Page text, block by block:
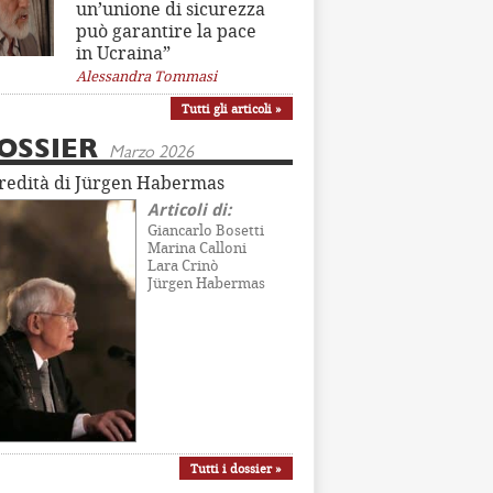
un’unione di sicurezza
può garantire la pace
in Ucraina”
Alessandra Tommasi
Tutti gli articoli »
Marzo 2026
di Jürgen Habermas
Articoli di:
Giancarlo Bosetti
Marina Calloni
Lara Crinò
Jürgen Habermas
Tutti i dossier »